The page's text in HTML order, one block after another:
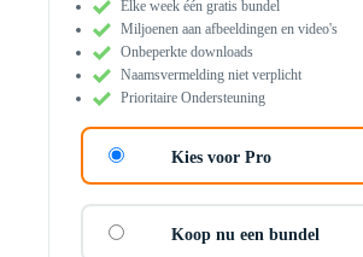
Elke week één gratis bundel
Miljoenen aan afbeeldingen en video's
Onbeperkte downloads
Naamsvermelding niet verplicht
Prioritaire Ondersteuning
Kies voor Pro
Koop nu een bundel